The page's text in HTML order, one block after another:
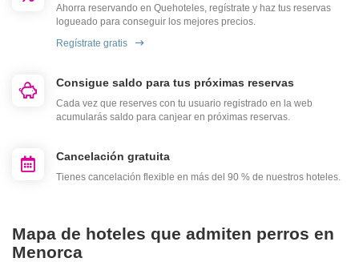
Ahorra reservando en Quehoteles, regístrate y haz tus reservas
logueado para conseguir los mejores precios.
Regístrate gratis
Consigue saldo para tus próximas reservas
Cada vez que reserves con tu usuario registrado en la web
acumularás saldo para canjear en próximas reservas.
Cancelación gratuita
Tienes cancelación flexible en más del 90 % de nuestros hoteles.
Mapa de hoteles que admiten perros en
Menorca